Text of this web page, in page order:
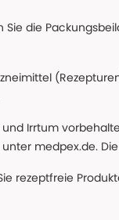
die
und Irrtum
medpex.de.
rezeptfreie